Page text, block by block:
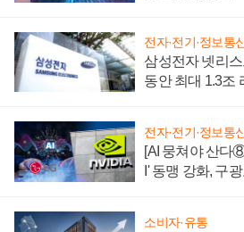
전자·전기·정보통
삼성전자 넷리
동안 최대 1.3조
전자·전기·정보통
[AI 뭉쳐야 산다
I' 동맹 강화, 구
소비자·유통